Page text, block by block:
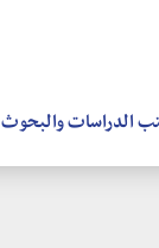
الدراسات والبحوث